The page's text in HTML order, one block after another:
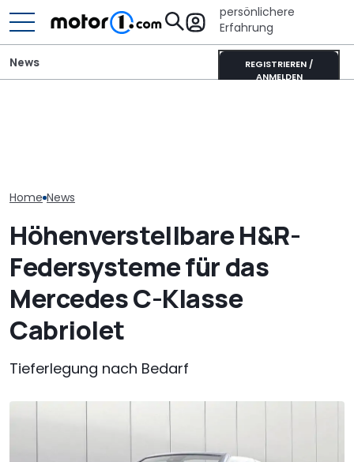
persönlichere
Erfahrung
REGISTRIEREN /
ANMELDEN
News
Home News
Höhenverstellbare H&R-
Federsysteme für das
Mercedes C-Klasse
Cabriolet
Tieferlegung nach Bedarf